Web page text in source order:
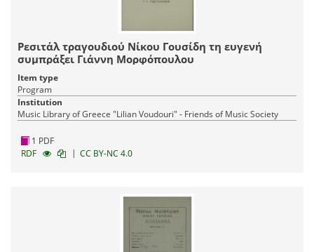
Ρεσιτάλ τραγουδιού Νίκου Γουσίδη τη ευγενή
συμπράξει Γιάννη Μορφόπουλου
Item type
Program
Institution
Music Library of Greece "Lilian Voudouri" - Friends of Music Society
1 PDF
RDF
| CC BY-NC 4.0